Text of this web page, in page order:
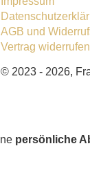
AGB und
Vertrag widerrufen
© 2023 - 2026,
persönliche